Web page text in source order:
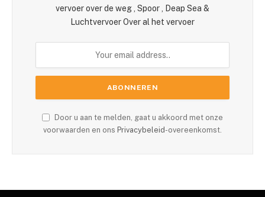
vervoer over de weg , Spoor , Deap Sea &
Luchtvervoer Over al het vervoer
Door u aan te melden, gaat u akkoord met onze
voorwaarden en ons Privacybeleid-overeenkomst.